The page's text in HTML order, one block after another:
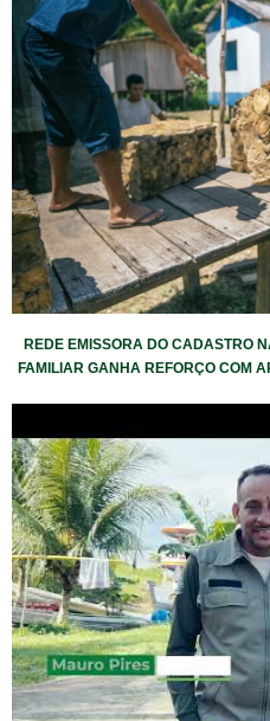
REDE EMISSORA DO CADASTRO
FAMILIAR GANHA REFORÇO COM